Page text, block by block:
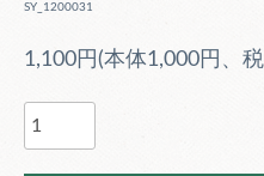
SY_1200031
1,100円(本体1,000円、